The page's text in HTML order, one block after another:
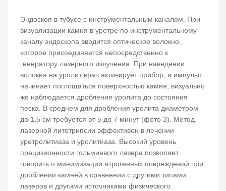
Эндоскоп в тубусе с инструментальным каналом. При
визуализации камня в уретре по инструментальному
каналу эндоскопа вводится оптическое волокно,
которое присоединяется непосредственно к
генератору лазерного излучения. При наведении
волокна на уролит врач активирует прибор, и импульс
начинает поглощаться поверхностью камня, визуально
же наблюдается дробление уролита до состояния
песка. В среднем для дробления уролита диаметром
до 1,5 см требуется от 5 до 7 минут (фото 3). Метод
лазерной литотрипсии эффективен в лечении
уретролитиаза и уролитиаза. Высокий уровень
прецизионности гольмиевого лазера позволяет
говорить о минимизации ятрогенных повреждений при
дроблении камней в сравнении с другими типами
лазеров и другими источниками физического